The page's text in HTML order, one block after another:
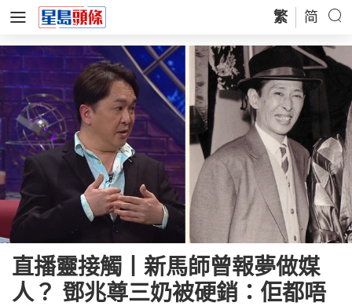
繁 简
直播靈接觸丨新馬師曾報夢做媒
人？ 鄧兆尊三奶被硬銷：佢都唔